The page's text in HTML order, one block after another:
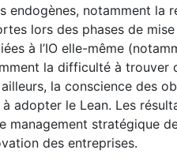
endogènes, notamment la
lors des phases de
à l’IO elle-même
la difficulté à trouver
la conscience des
adopter le Lean. Les
management stratégique
des entreprises.